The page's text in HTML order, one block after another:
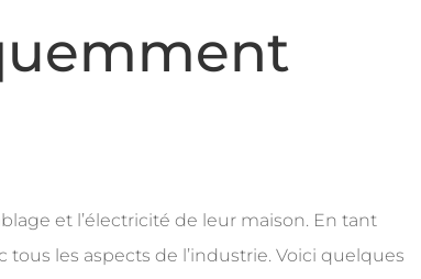
et l’électricité de leur maison. En tant
tous les aspects de l’industrie. Voici quelques